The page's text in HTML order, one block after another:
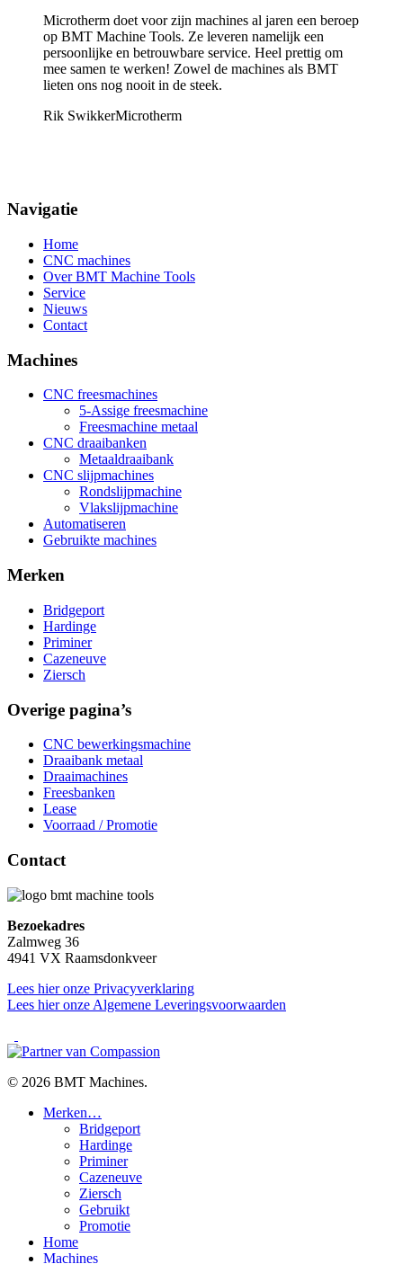
Microtherm doet voor zijn machines al jaren een beroep
op BMT Machine Tools. Ze leveren namelijk een
persoonlijke en betrouwbare service. Heel prettig om
mee samen te werken! Zowel de machines als BMT
lieten ons nog nooit in de steek.
Rik SwikkerMicrotherm
Navigatie
Home
CNC machines
Over BMT Machine Tools
Service
Nieuws
Contact
Machines
CNC freesmachines
5-Assige freesmachine
Freesmachine metaal
CNC draaibanken
Metaaldraaibank
CNC slijpmachines
Rondslijpmachine
Vlakslijpmachine
Automatiseren
Gebruikte machines
Merken
Bridgeport
Hardinge
Priminer
Cazeneuve
Ziersch
Overige pagina’s
CNC bewerkingsmachine
Draaibank metaal
Draaimachines
Freesbanken
Lease
Voorraad / Promotie
Contact
Bezoekadres
Zalmweg 36
4941 VX Raamsdonkveer
Lees hier onze Privacyverklaring
Lees hier onze Algemene Leveringsvoorwaarden
© 2026 BMT Machines.
Close
Merken…
Bridgeport
Hardinge
Priminer
Cazeneuve
Ziersch
Gebruikt
Promotie
Home
Machines